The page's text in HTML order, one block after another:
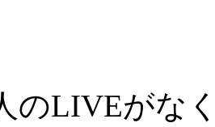
のLIVEがな